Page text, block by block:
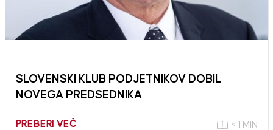
SLOVENSKI KLUB PODJETNIKOV DOBIL
NOVEGA PREDSEDNIKA
PREBERI VEČ < 1 MIN